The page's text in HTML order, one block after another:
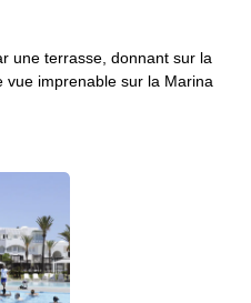
une terrasse, donnant sur la
vue imprenable sur la Marina